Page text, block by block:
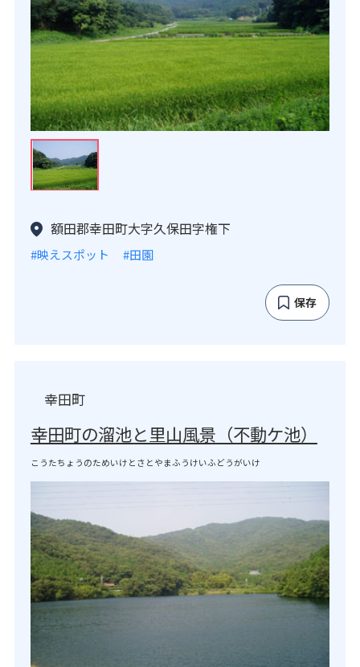
額田郡幸田町大字久保田字権下
#映えスポット #田園
保存
幸田町
幸田町の溜池と里山風景（不動ケ池）
こうたちょうのためいけとさとやまふうけいふどうがいけ